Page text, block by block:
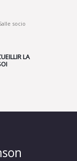
socio
LA